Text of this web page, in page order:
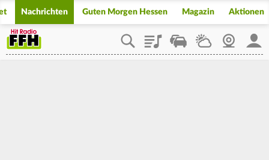
Nachrichten Guten Morgen Hessen Magazin Aktionen
PlaylistStaupilotWetterWebcam